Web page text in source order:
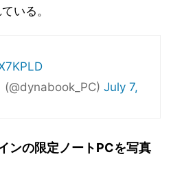
いる。
July 7,
ンの限定ノートPCを写真